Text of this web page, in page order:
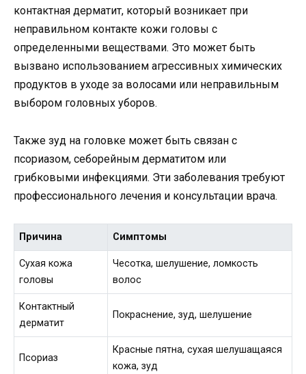
контактная дерматит, который возникает при
неправильном контакте кожи головы с
определенными веществами. Это может быть
вызвано использованием агрессивных химических
продуктов в уходе за волосами или неправильным
выбором головных уборов.
Также зуд на головке может быть связан с
псориазом, себорейным дерматитом или
грибковыми инфекциями. Эти заболевания требуют
профессионального лечения и консультации врача.
Причина Симптомы
Сухая кожа
головы
Чесотка, шелушение, ломкость
волос
Контактный
дерматит
Покраснение, зуд, шелушение
Псориаз
Красные пятна, сухая шелушащаяся
кожа, зуд